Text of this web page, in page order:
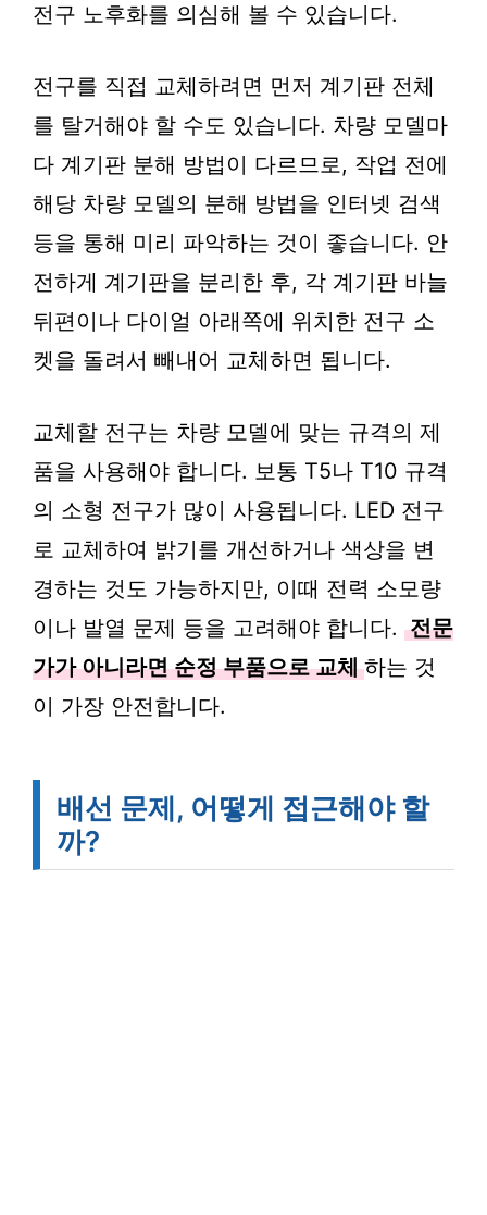
전구 노후화를 의심해 볼 수 있습니다.
전구를 직접 교체하려면 먼저 계기판 전체
를 탈거해야 할 수도 있습니다. 차량 모델마
다 계기판 분해 방법이 다르므로, 작업 전에
해당 차량 모델의 분해 방법을 인터넷 검색
등을 통해 미리 파악하는 것이 좋습니다. 안
전하게 계기판을 분리한 후, 각 계기판 바늘
뒤편이나 다이얼 아래쪽에 위치한 전구 소
켓을 돌려서 빼내어 교체하면 됩니다.
교체할 전구는 차량 모델에 맞는 규격의 제
품을 사용해야 합니다. 보통 T5나 T10 규격
의 소형 전구가 많이 사용됩니다. LED 전구
로 교체하여 밝기를 개선하거나 색상을 변
경하는 것도 가능하지만, 이때 전력 소모량
이나 발열 문제 등을 고려해야 합니다. 전문
가가 아니라면 순정 부품으로 교체 하는 것
이 가장 안전합니다.
배선 문제, 어떻게 접근해야 할
까?